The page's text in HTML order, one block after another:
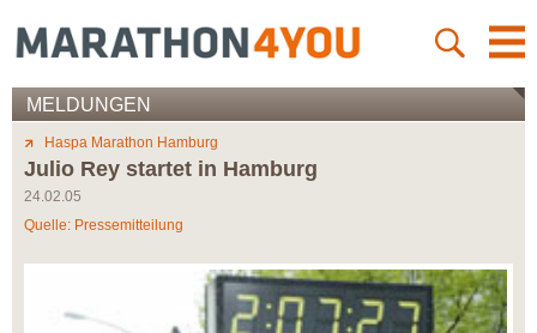
MELDUNGEN
Haspa Marathon Hamburg
Julio Rey startet in Hamburg
24.02.05
Quelle: Pressemitteilung